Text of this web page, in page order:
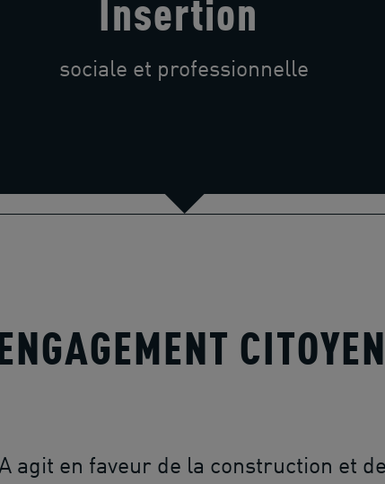
Insertion
sociale et professionnelle
agit en faveur de la construction et